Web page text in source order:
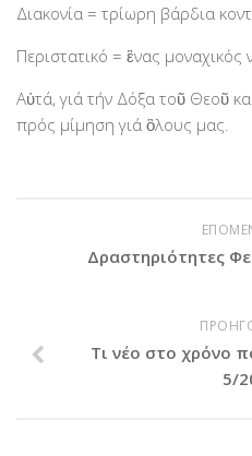
Διακονία = τρίωρη βάρδια
Περιστατικό = ἓνας
Αὐτά, γιά τήν Δόξα τοῦ Θεοῦ
πρός μίμηση γιά ὃλους μας.
Δραστηριότητες
Τι νέο στο χρόνο
5/